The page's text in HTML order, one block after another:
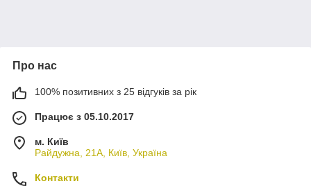
Про нас
100% позитивних з 25 відгуків за рік
Працює з 05.10.2017
м. Київ
Райдужна, 21А, Київ, Україна
Контакти